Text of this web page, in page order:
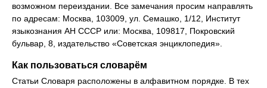
возможном переиздании. Все замечания просим направлять
по адресам: Москва, 103009, ул. Семашко, 1/12, Институт
языкознания АН СССР или: Москва, 109817, Покровский
бульвар, 8, издательство «Советская энциклопедия».
Как пользоваться словарём
Статьи Словаря расположены в алфавитном порядке. В тех